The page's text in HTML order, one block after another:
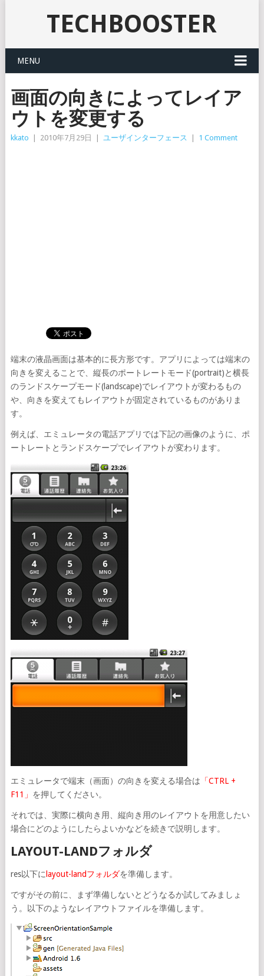
TECHBOOSTER
MENU
画面の向きによってレイア
ウトを変更する
kkato 2010年7月29日 ユーザインターフェース 1 Comment
端末の液晶画面は基本的に長方形です。アプリによっては端末の
向きを変えることで、縦長のポートレートモード(portrait)と横長
のランドスケープモード(landscape)でレイアウトが変わるもの
や、向きを変えてもレイアウトが固定されているものがありま
す。
例えば、エミュレータの電話アプリでは下記の画像のように、ポ
ートレートとランドスケープでレイアウトが変わります。
エミュレータで端末（画面）の向きを変える場合は 「CTRL +
F11」 を押してください。
それでは、実際に横向き用、縦向き用のレイアウトを用意したい
場合にどのようにしたらよいかなどを続きで説明します。
LAYOUT-LANDフォルダ
res以下に layout-landフォルダを準備します。
ですがその前に、まず準備しないとどうなるか試してみましょ
う。以下のようなレイアウトファイルを準備します。